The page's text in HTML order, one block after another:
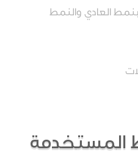
العادي والنمط
المستخدمة